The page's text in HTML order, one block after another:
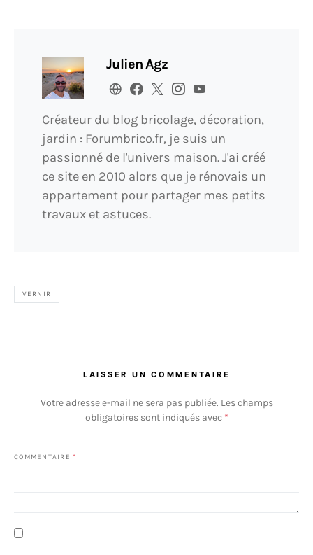
Julien Agz
Créateur du blog bricolage, décoration,
jardin : Forumbrico.fr, je suis un
passionné de l'univers maison. J'ai créé
ce site en 2010 alors que je rénovais un
appartement pour partager mes petits
travaux et astuces.
VERNIR
LAISSER UN COMMENTAIRE
Votre adresse e-mail ne sera pas publiée. Les champs
obligatoires sont indiqués avec *
COMMENTAIRE *